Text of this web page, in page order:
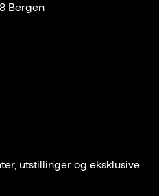
Bergen
utstillinger og eksklusive